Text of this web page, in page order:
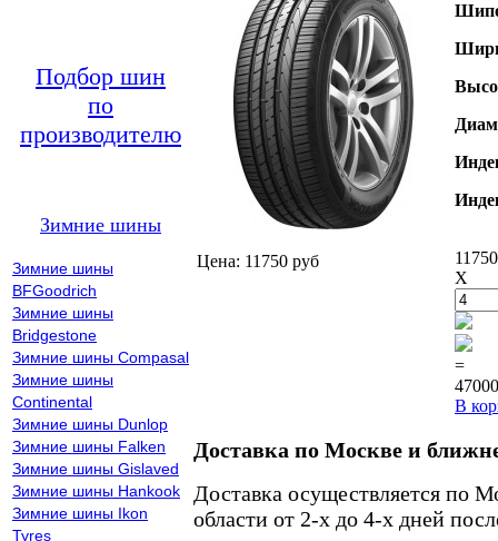
Подбор шин
по
производителю
Зимние шины
Зимние шины
BFGoodrich
Зимние шины
Bridgestone
Зимние шины Compasal
Зимние шины
Continental
Зимние шины Dunlop
Зимние шины Falken
Зимние шины Gislaved
Зимние шины Hankook
Зимние шины Ikon
Tyres
Цена: 11750 руб
X
=
В
Доставка по Москве и
Доставка осуществляется по
области от 2-х до 4-х дней